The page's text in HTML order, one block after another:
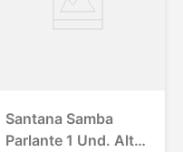
Santana Samba
Parlante 1 Und. Alta